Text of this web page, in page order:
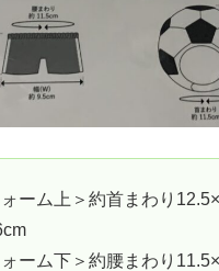
ォーム上＞約首まわり
ォーム下＞約腰まわり